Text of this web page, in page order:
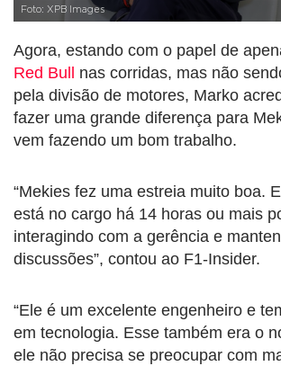
Foto: XPB Images
Agora, estando com o papel de
Red Bull
nas corridas, mas não
pela divisão de motores, Marko
fazer uma grande diferença para
vem fazendo um bom trabalho.
“Mekies fez uma estreia muito boa.
está no cargo há 14 horas ou mais
interagindo com a gerência e
discussões”, contou ao F1-Insider.
“Ele é um excelente engenheiro e
em tecnologia. Esse também era o
ele não precisa se preocupar com